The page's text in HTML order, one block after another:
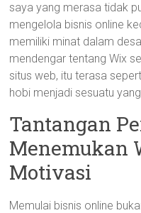
saya yang merasa tidak
mengelola bisnis online
memiliki minat dalam
mendengar tentang Wix
situs web, itu terasa
hobi menjadi sesuatu
Tantangan
Menemukan
Motivasi
Memulai bisnis online